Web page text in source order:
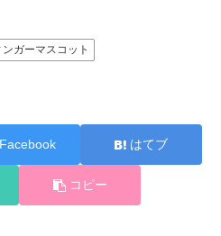
ンガーマスコット
Facebook はてブ
コピー